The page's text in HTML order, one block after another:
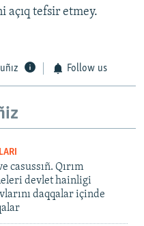
açıq tefsir etmey.
Follow us
casussıñ. Qırım
devlet hainligi
daqqalar içinde